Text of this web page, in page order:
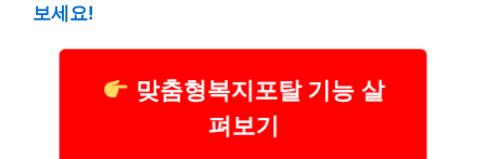
보세요!
맞춤형복지포탈 기능 살
펴보기